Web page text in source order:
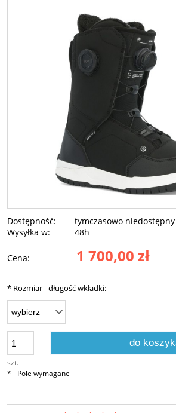
Dostępność:
tymczasowo niedostępny
Wysyłka w:
48h
Cena: 1 700,00 zł
* Rozmiar - długość wkładki:
szt.
do
* - Pole wymagane